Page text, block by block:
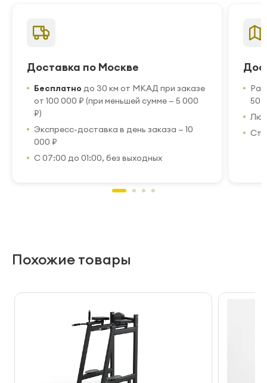
Доставка по Москве
Бесплатно до 30 км от МКАД при заказе
от 100 000 ₽ (при меньшей сумме — 5 000
₽)
Экспресс-доставка в день заказа — 10
000 ₽
С 07:00 до 01:00, без выходных
50
Похожие товары